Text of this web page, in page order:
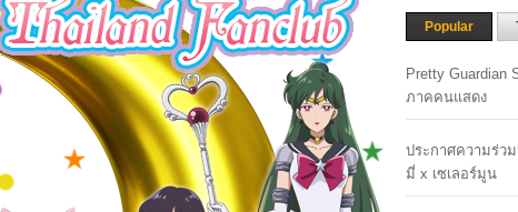
Popular
Pretty Guardian
ภาคคนแสดง
ประกาศความร่ว
มี่ x เซเลอร์มูน